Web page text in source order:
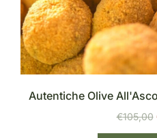
Autentiche Olive
€105,00